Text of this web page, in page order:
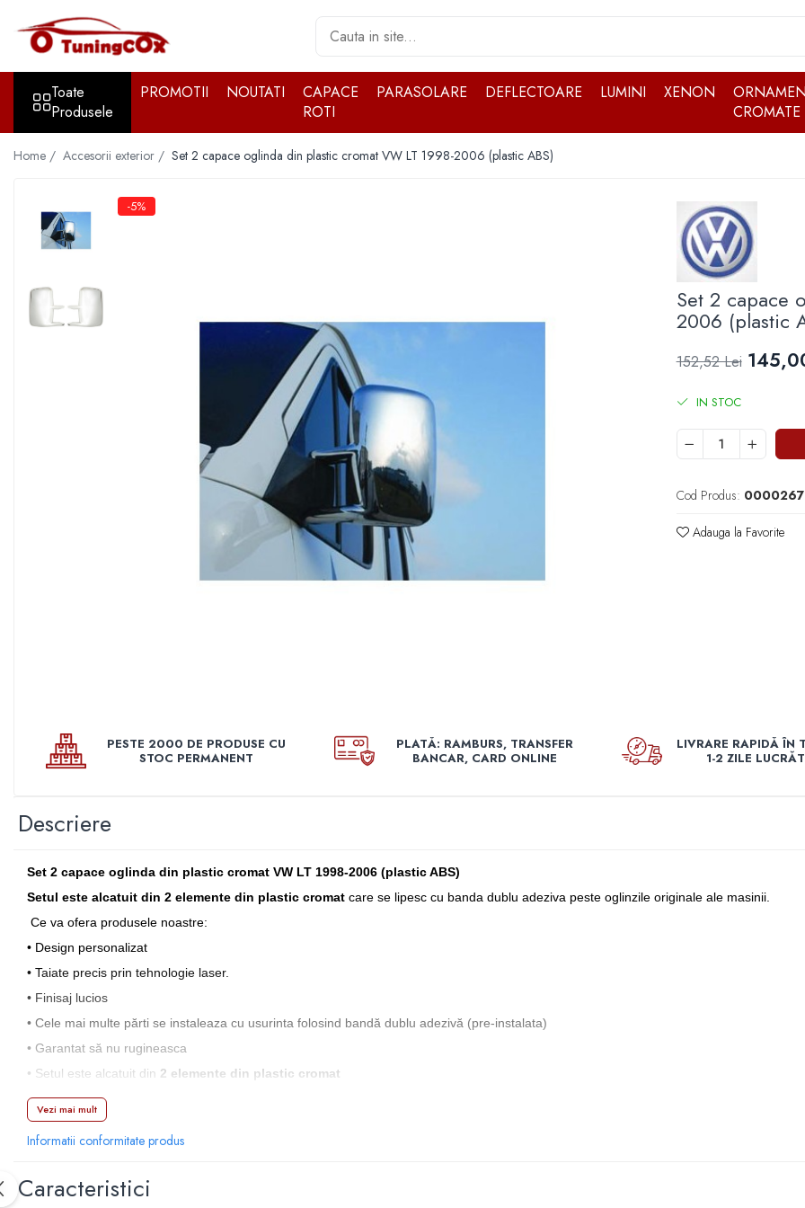
Toate Produsele
Accesorii exterior
Accesorii auto cromate
Accesorii auto inox
Aparatori noroi
Bara spate
Bullbar
Diverse accesorii interior
Manson schimbator
Schimbatoare
Scrumiera
Ventilator
Volane sport
Accesorii remorca
Adaptator remorca
Cupla remorca
Stop remorca bec
Aeroterma auto
Capace janta aliaj
Toate
Produsele
PROMOTII NOUTATI
CAPACE
ROTI
PARASOLARE DEFLECTOARE LUMINI XENON
CROMATE
Home / Accesorii exterior / Set 2 capace oglinda din plastic cromat VW LT 1998-2006 (plastic ABS)
Set 2 capace
2006 (plastic
-5%
152,52 Lei
IN STOC
Cod Produs:
Adauga la Favorite
PESTE 2000 DE PRODUSE CU
STOC PERMANENT
PLATĂ: RAMBURS, TRANSFER
BANCAR, CARD ONLINE
LIVRARE RAPIDĂ ÎN
1-2 ZILE
Descriere
Set 2 capace oglinda din plastic cromat VW LT 1998-2006 (plastic ABS)
Setul este alcatuit din 2 elemente din plastic cromat care se lipesc cu banda dublu adeziva peste oglinzile originale ale masinii.
Ce va ofera produsele noastre:
• Design personalizat
• Taiate precis prin tehnologie laser.
• Finisaj lucios
• Cele mai multe părti se instaleaza cu usurinta folosind bandă dublu adezivă (pre-instalata)
• Garantat să nu rugineasca
• Setul este alcatuit din 2 elemente din plastic cromat
Caracteristici:
An de fabricatie: 1998-2005
Marca:Volkswagen
Model:LT
Vezi mai mult
Informatii conformitate produs
Caracteristici